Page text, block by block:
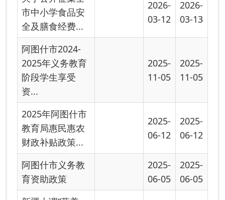
新疆上调“营养
餐”补助标准 惠
及187.38万名...
2025-
2024年义务教育
阶段学生享受资
助情况
2025-
03-10
2024年瑾辉慈善
基金资助项目学
生名单
2024-
2024-
12-03
2024-2025学年
滋蕙计划受助学
生公示单
阿图什市2024年
2024-
2024-